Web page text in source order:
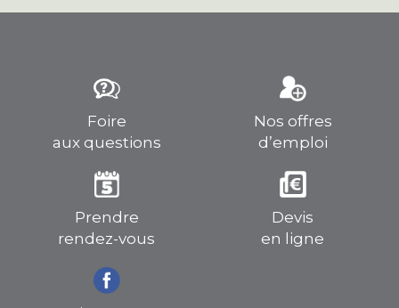
Foire
aux questions
Nos offres
d’emploi
Prendre
rendez-vous
Devis
en ligne